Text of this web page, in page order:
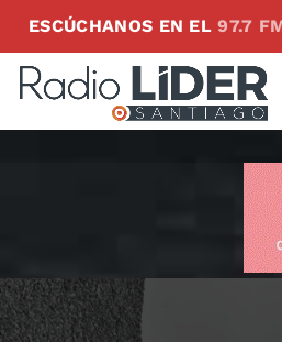
ESCÚCHANOS EN EL97.7